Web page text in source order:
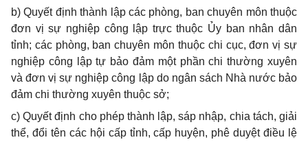
b) Quyết định thành lập các phòng, ban chuyên môn thuộc
đơn vị sự nghiệp công lập trực thuộc Ủy ban nhân dân
tỉnh; các phòng, ban chuyên môn thuộc chi cục, đơn vị sự
nghiệp công lập tự bảo đảm một phần chi thường xuyên
và đơn vị sự nghiệp công lập do ngân sách Nhà nước bảo
đảm chi thường xuyên thuộc sở;
c) Quyết định cho phép thành lập, sáp nhập, chia tách, giải
thể, đổi tên các hội cấp tỉnh, cấp huyện, phê duyệt điều lệ